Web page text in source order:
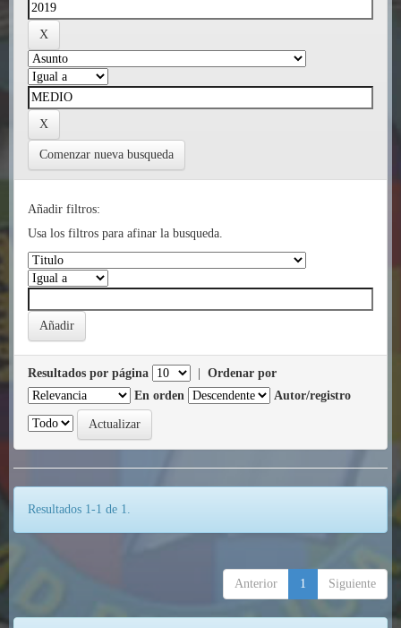
Comenzar nueva busqueda
Añadir filtros:
Usa los filtros para afinar la busqueda.
Resultados por página
Ordenar por
En orden
Autor/registro
Resultados 1-1 de 1.
Anterior 1 Siguiente